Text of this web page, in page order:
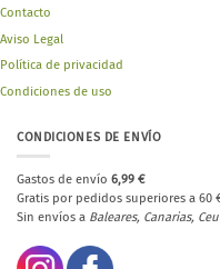
Contacto
Aviso Legal
Política de privacidad
Condiciones de uso
CONDICIONES DE ENVÍO
Gastos de envío 6,99 €
Gratis por pedidos superiores a 60
Sin envíos a Baleares, Canarias,